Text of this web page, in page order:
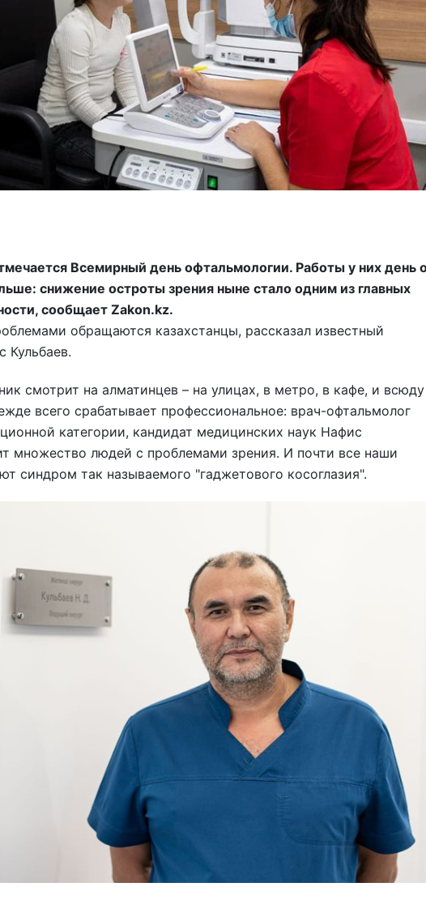
Всемирный день офтальмологии. Работы у них день
снижение остроты зрения ныне стало одним из главных
сообщает Zakon.kz.
обращаются казахстанцы, рассказал известный
Кульбаев.
смотрит на алматинцев – на улицах, в метро, в кафе, и
всего срабатывает профессиональное: врач-офтальмолог
категории, кандидат медицинских наук Нафис
множество людей с проблемами зрения. И почти все наши
синдром так называемого "гаджетового косоглазия".